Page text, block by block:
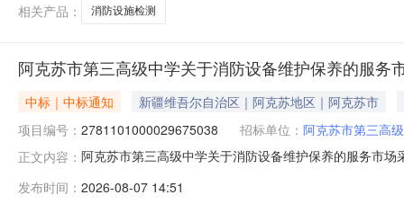
相关产品：
消防设施检测
阿克苏市第三高级中学关于消防设备维护保养的服务
中标｜中标通知
新疆维吾尔自治区｜阿克苏地区｜阿克苏市
项目编号： 2781101000029675038 招标单位： 阿克苏市第三高
正文内容： 阿克苏市第三高级中学关于消防设备维护保养的服务市
（元）:项目所在行政区划编码:652901项目所在行政区
发布时间： 2026-08-07 14:51